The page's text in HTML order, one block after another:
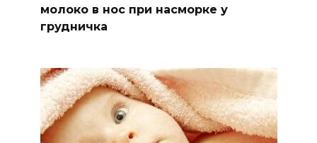
молоко в нос при насморке у
грудничка